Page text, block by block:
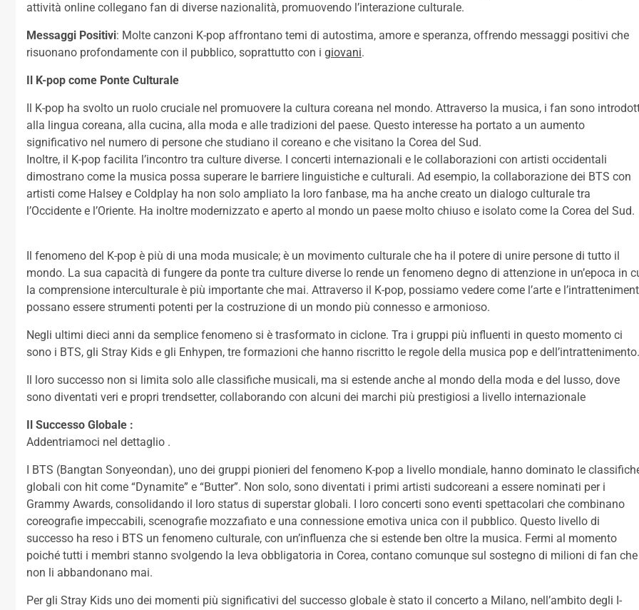
attività online collegano fan di diverse nazionalità, promuovendo l’interazione culturale.
Messaggi Positivi: Molte canzoni K-pop affrontano temi di autostima, amore e speranza, offrendo messaggi positivi che
risuonano profondamente con il pubblico, soprattutto con i giovani.
Il K-pop come Ponte Culturale
Il K-pop ha svolto un ruolo cruciale nel promuovere la cultura coreana nel mondo. Attraverso la musica, i fan sono
alla lingua coreana, alla cucina, alla moda e alle tradizioni del paese. Questo interesse ha portato a un aumento
significativo nel numero di persone che studiano il coreano e che visitano la Corea del Sud.
Inoltre, il K-pop facilita l’incontro tra culture diverse. I concerti internazionali e le collaborazioni con artisti occidentali
dimostrano come la musica possa superare le barriere linguistiche e culturali. Ad esempio, la collaborazione dei BTS con
artisti come Halsey e Coldplay ha non solo ampliato la loro fanbase, ma ha anche creato un dialogo culturale tra
l’Occidente e l’Oriente. Ha inoltre modernizzato e aperto al mondo un paese molto chiuso e isolato come la Corea del Sud.
Il fenomeno del K-pop è più di una moda musicale; è un movimento culturale che ha il potere di unire persone di tutto il
mondo. La sua capacità di fungere da ponte tra culture diverse lo rende un fenomeno degno di attenzione in un’epoca in
la comprensione interculturale è più importante che mai. Attraverso il K-pop, possiamo vedere come l’arte e
possano essere strumenti potenti per la costruzione di un mondo più connesso e armonioso.
Negli ultimi dieci anni da semplice fenomeno si è trasformato in ciclone. Tra i gruppi più influenti in questo momento ci
sono i BTS, gli Stray Kids e gli Enhypen, tre formazioni che hanno riscritto le regole della musica pop e dell’intrattenimento.
Il loro successo non si limita solo alle classifiche musicali, ma si estende anche al mondo della moda e del lusso, dove
sono diventati veri e propri trendsetter, collaborando con alcuni dei marchi più prestigiosi a livello internazionale
Il Successo Globale :
Addentriamoci nel dettaglio .
I BTS (Bangtan Sonyeondan), uno dei gruppi pionieri del fenomeno K-pop a livello mondiale, hanno dominato le
globali con hit come “Dynamite” e “Butter”. Non solo, sono diventati i primi artisti sudcoreani a essere nominati per i
Grammy Awards, consolidando il loro status di superstar globali. I loro concerti sono eventi spettacolari che combinano
coreografie impeccabili, scenografie mozzafiato e una connessione emotiva unica con il pubblico. Questo livello di
successo ha reso i BTS un fenomeno culturale, con un’influenza che si estende ben oltre la musica. Fermi al momento
poiché tutti i membri stanno svolgendo la leva obbligatoria in Corea, contano comunque sul sostegno di milioni di fan che
non li abbandonano mai.
Per gli Stray Kids uno dei momenti più significativi del successo globale è stato il concerto a Milano, nell’ambito degli I-